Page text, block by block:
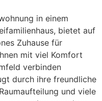
in einem
bietet auf
Zuhause für
mit viel Komfort
verbinden
durch ihre freundliche
und viele